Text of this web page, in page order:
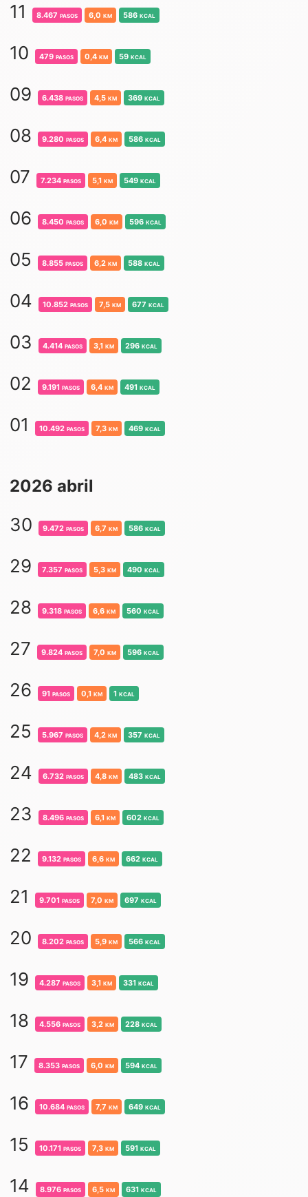
11 8.467 pasos 6,0 km 586 kcal
10 479 pasos 0,4 km 59 kcal
09 6.438 pasos 4,5 km 369 kcal
08 9.280 pasos 6,4 km 586 kcal
07 7.234 pasos 5,1 km 549 kcal
06 8.450 pasos 6,0 km 596 kcal
05 8.855 pasos 6,2 km 588 kcal
04 10.852 pasos 7,5 km 677 kcal
03 4.414 pasos 3,1 km 296 kcal
02 9.191 pasos 6,4 km 491 kcal
01 10.492 pasos 7,3 km 469 kcal
2026 abril
30 9.472 pasos 6,7 km 586 kcal
29 7.357 pasos 5,3 km 490 kcal
28 9.318 pasos 6,6 km 560 kcal
27 9.824 pasos 7,0 km 596 kcal
26 91 pasos 0,1 km 1 kcal
25 5.967 pasos 4,2 km 357 kcal
24 6.732 pasos 4,8 km 483 kcal
23 8.496 pasos 6,1 km 602 kcal
22 9.132 pasos 6,6 km 662 kcal
21 9.701 pasos 7,0 km 697 kcal
20 8.202 pasos 5,9 km 566 kcal
19 4.287 pasos 3,1 km 331 kcal
18 4.556 pasos 3,2 km 228 kcal
17 8.353 pasos 6,0 km 594 kcal
16 10.684 pasos 7,7 km 649 kcal
15 10.171 pasos 7,3 km 591 kcal
14 8.976 pasos 6,5 km 631 kcal